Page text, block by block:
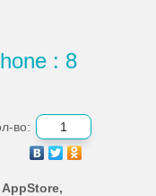
: 8
во: